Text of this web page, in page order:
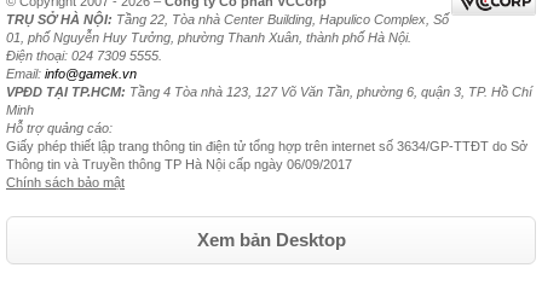
TRỤ SỞ HÀ NỘI: Tầng 22, Tòa nhà Center Building, Hapulico Complex, Số
01, phố Nguyễn Huy Tưởng, phường Thanh Xuân, thành phố Hà Nội.
Điện thoại: 024 7309 5555.
Email: info@gamek.vn
VPĐD TẠI TP.HCM: Tầng 4 Tòa nhà 123, 127 Võ Văn Tần, phường 6, quận 3, TP. Hồ Chí
Minh
Hỗ trợ quảng cáo:
Giấy phép thiết lập trang thông tin điện tử tổng hợp trên internet số 3634/GP-TTĐT do Sở
Thông tin và Truyền thông TP Hà Nội cấp ngày 06/09/2017
Chính sách bảo mật
Xem bản Desktop